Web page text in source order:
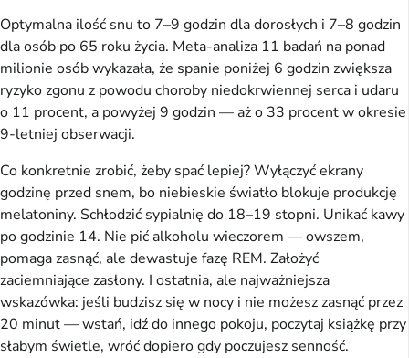
Optymalna ilość snu to 7–9 godzin dla dorosłych i 7–8 godzin
dla osób po 65 roku życia. Meta-analiza 11 badań na ponad
milionie osób wykazała, że spanie poniżej 6 godzin zwiększa
ryzyko zgonu z powodu choroby niedokrwiennej serca i udaru
o 11 procent, a powyżej 9 godzin — aż o 33 procent w okresie
9-letniej obserwacji.
Co konkretnie zrobić, żeby spać lepiej? Wyłączyć ekrany
godzinę przed snem, bo niebieskie światło blokuje produkcję
melatoniny. Schłodzić sypialnię do 18–19 stopni. Unikać kawy
po godzinie 14. Nie pić alkoholu wieczorem — owszem,
pomaga zasnąć, ale dewastuje fazę REM. Założyć
zaciemniające zasłony. I ostatnia, ale najważniejsza
wskazówka: jeśli budzisz się w nocy i nie możesz zasnąć przez
20 minut — wstań, idź do innego pokoju, poczytaj książkę przy
słabym świetle, wróć dopiero gdy poczujesz senność.